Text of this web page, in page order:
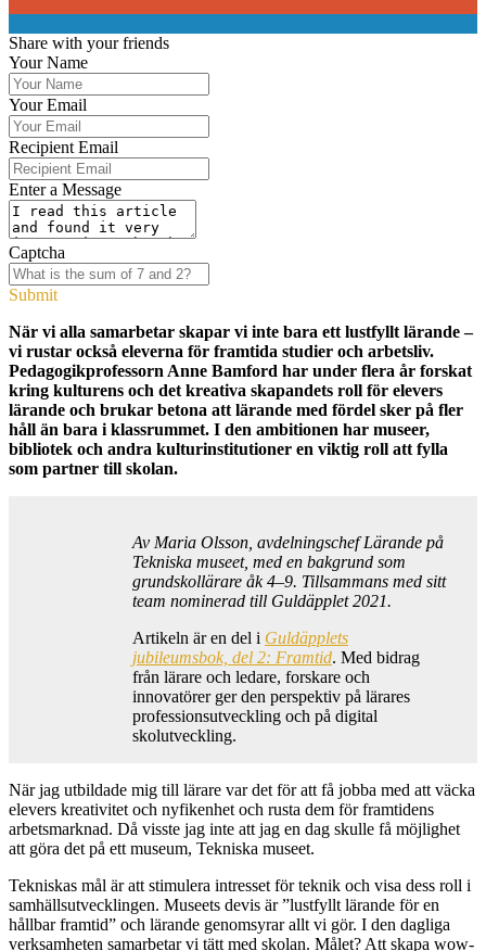
Share with your friends
Your Name
Your Email
Recipient Email
Enter a Message
Captcha
Submit
När vi alla samarbetar skapar vi inte bara ett lustfyllt lärande –
vi rustar också eleverna för framtida studier och arbetsliv.
Pedagogikprofessorn Anne Bamford har under flera år forskat
kring kulturens och det kreativa skapandets roll för elevers
lärande och brukar betona att lärande med fördel sker på fler
håll än bara i klassrummet. I den ambitionen har museer,
bibliotek och andra kulturinstitutioner en viktig roll att fylla
som partner till skolan.
Av Maria Olsson, avdelningschef Lärande på
Tekniska museet, med en bakgrund som
grundskollärare åk 4–9. Tillsammans med sitt
team nominerad till Guldäpplet 2021.
Artikeln är en del i Guldäpplets
jubileumsbok, del 2: Framtid. Med bidrag
från lärare och ledare, forskare och
innovatörer ger den perspektiv på lärares
professionsutveckling och på digital
skolutveckling.
När jag utbildade mig till lärare var det för att få jobba med att väcka
elevers kreativitet och nyfikenhet och rusta dem för framtidens
arbetsmarknad. Då visste jag inte att jag en dag skulle få möjlighet
att göra det på ett museum, Tekniska museet.
Tekniskas mål är att stimulera intresset för teknik och visa dess roll i
samhällsutvecklingen. Museets devis är ”lustfyllt lärande för en
hållbar framtid” och lärande genomsyrar allt vi gör. I den dagliga
verksamheten samarbetar vi tätt med skolan. Målet? Att skapa wow-